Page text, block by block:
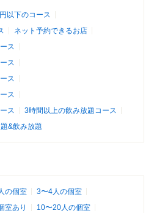
以下のコース
ネット予約できるお店
ス
ス
ス
ス
ス
3時間以上の飲み放題コース
&飲み放題
の個室
3〜4人の個室
室あり
10〜20人の個室